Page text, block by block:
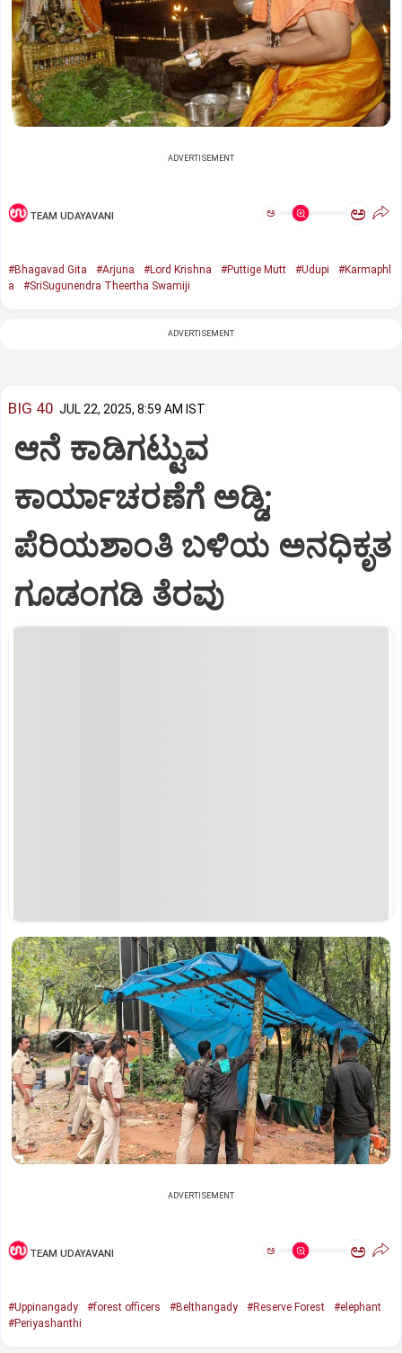
ADVERTISEMENT
TEAM UDAYAVANI ಅ ಅ
#Bhagavad Gita #Arjuna #Lord Krishna #Puttige Mutt #Udupi
#Karmaphl
a
#SriSugunendra Theertha Swamiji
ADVERTISEMENT
BIG 40 JUL 22, 2025, 8:59 AM IST
ಆನೆ ಕಾಡಿಗಟ್ಟುವ
ಕಾರ್ಯಾಚರಣೆಗೆ ಅಡ್ಡಿ;
ಪೆರಿಯಶಾಂತಿ ಬಳಿಯ ಅನಧಿಕೃತ
ಗೂಡಂಗಡಿ ತೆರವು
ADVERTISEMENT
TEAM UDAYAVANI ಅ ಅ
#Uppinangady #forest officers #Belthangady #Reserve Forest
#elephant
#Periyashanthi